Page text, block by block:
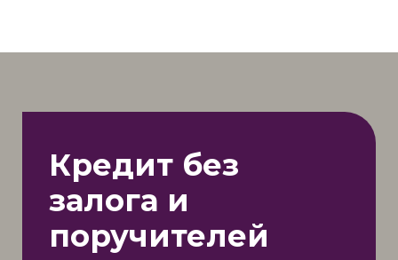
Кредит без
залога и
поручителей